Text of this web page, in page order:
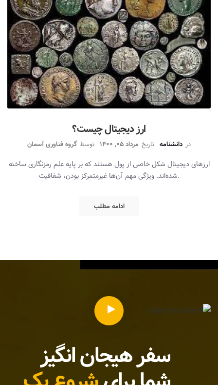
ارز‌ دیجیتال چیست؟
توسط گروه فناوری آسمان تاریخ مرداد 05, 1400 در دانشنامه
ارزهای دیجیتال شکل خاصی از پول هستند که بر پایه علم رمزنگاری ساخته
شده‌اند. ویژگی مهم آن‌ها غیرمتمرکز بودن، شفافیت.
ادامه مطلب
سفر هیجان انگیز